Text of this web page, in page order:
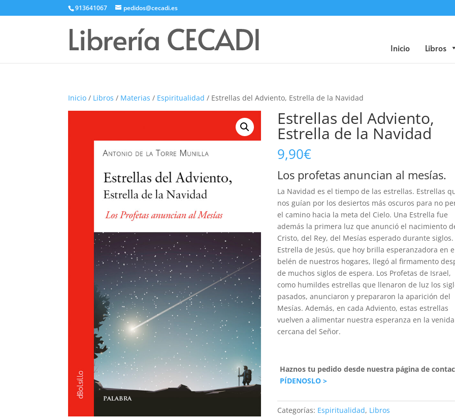
913641067 pedidos@cecadi.es
Inicio Libros
Búsqueda
Inicio / Libros / Materias / Espiritualidad / Estrellas del Adviento, Estrella de la Navidad
Estrellas del Adviento,
Estrella de la Navidad
9,90€
Los profetas anuncian al mesías.
La Navidad es el tiempo de las estrellas. Estrellas
nos guían por los desiertos más oscuros para no
el camino hacia la meta del Cielo. Una Estrella fue
además la primera luz que anunció el nacimiento
Cristo, del Rey, del Mesías esperado durante siglos.
Estrella de Jesús, que hoy brilla esperanzadora en
belén de nuestros hogares, llegó al firmamento
de muchos siglos de espera. Los Profetas de Israel,
como humildes estrellas que llenaron de luz los
pasados, anunciaron y prepararon la aparición del
Mesías. Además, en cada Adviento, estas estrellas
vuelven a alimentar nuestra esperanza en la venida
cercana del Señor.
Haznos tu pedido desde nuestra página de
PÍDENOSLO >
Categorías: Espiritualidad, Libros